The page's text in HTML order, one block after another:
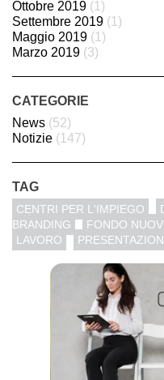
Ottobre 2019 (1)
Settembre 2019 (1)
Maggio 2019 (1)
Marzo 2019 (3)
CATEGORIE
News (52)
Notizie (147)
TAG
CENTRI PER L'IMPIEGO
BRANDING
FONDO
LAVORO